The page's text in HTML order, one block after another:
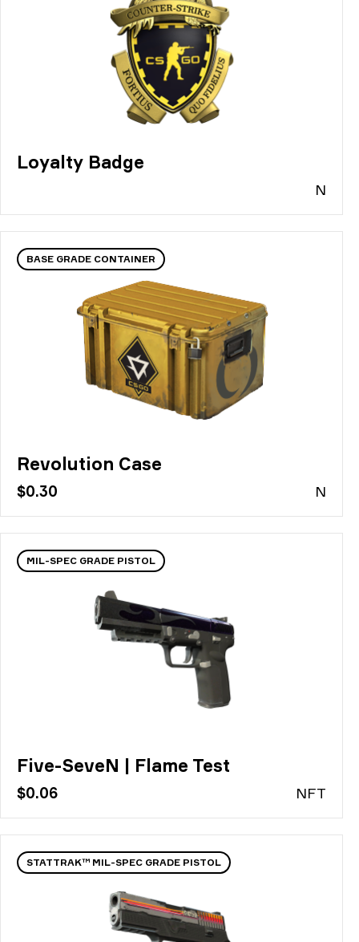
Loyalty Badge
N
BASE GRADE CONTAINER
Revolution Case
$0.30 N
MIL-SPEC GRADE PISTOL
Five-SeveN | Flame Test
$0.06 NFT
STATTRAK™ MIL-SPEC GRADE PISTOL